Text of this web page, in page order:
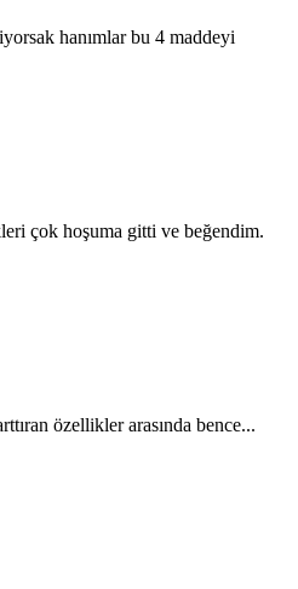
hanımlar bu 4 maddeyi
çok hoşuma gitti ve beğendim.
özellikler arasında bence...